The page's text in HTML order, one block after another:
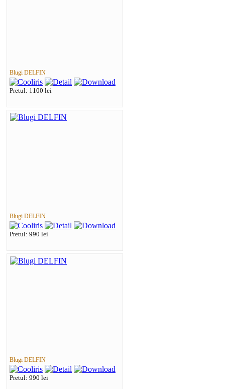
Blugi DELFIN
Pretul: 1100 lei
Blugi DELFIN
Pretul: 990 lei
Blugi DELFIN
Pretul: 990 lei